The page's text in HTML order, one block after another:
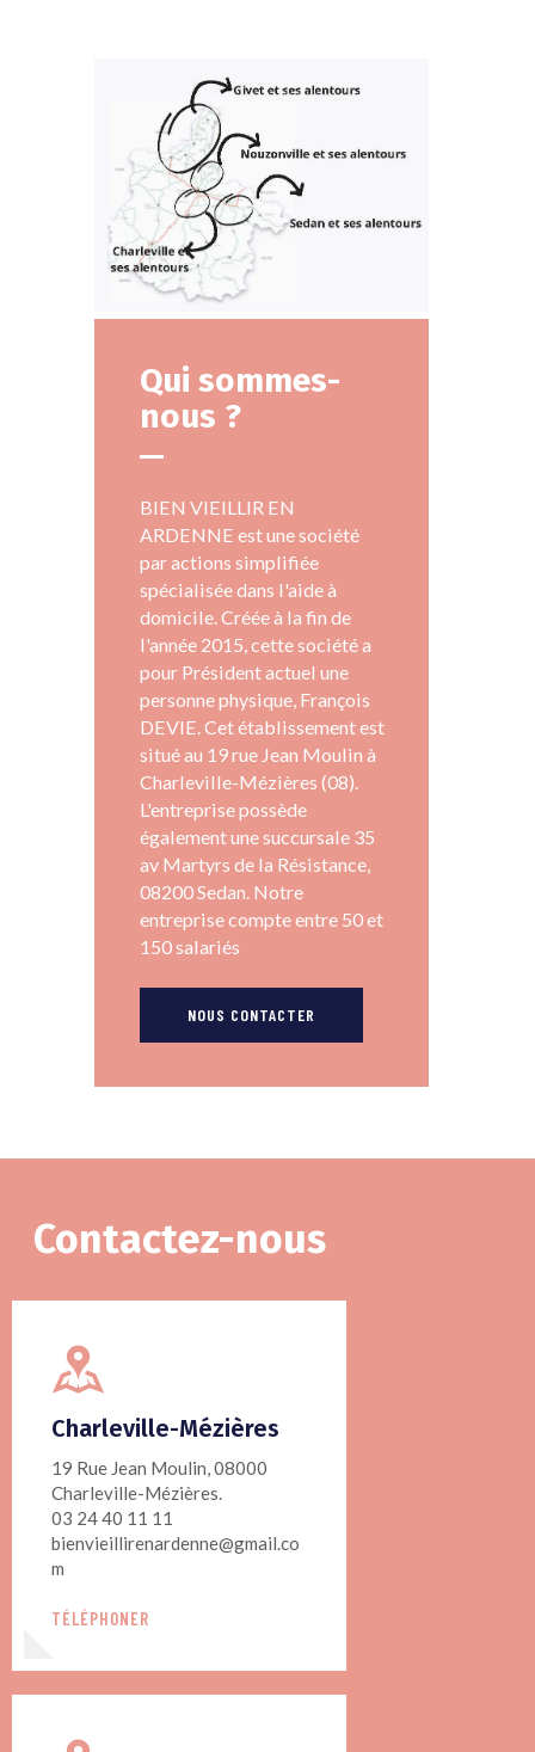
Qui sommes-
nous ?
BIEN VIEILLIR EN
ARDENNE est une société
par actions simplifiée
spécialisée dans l'aide à
domicile. Créée à la fin de
l'année 2015, cette société a
pour Président actuel une
personne physique, François
DEVIE. Cet établissement est
situé au 19 rue Jean Moulin à
Charleville-Mézières (08).
L'entreprise possède
également une succursale 35
av Martyrs de la Résistance,
08200 Sedan. Notre
entreprise compte entre 50 et
150 salariés
NOUS CONTACTER
Contactez-nous
Charleville-Mézières
19 Rue Jean Moulin, 08000
Charleville-Mézières.
03 24 40 11 11
bienvieillirenardenne@gmail.co
m
TÉLÉPHONER